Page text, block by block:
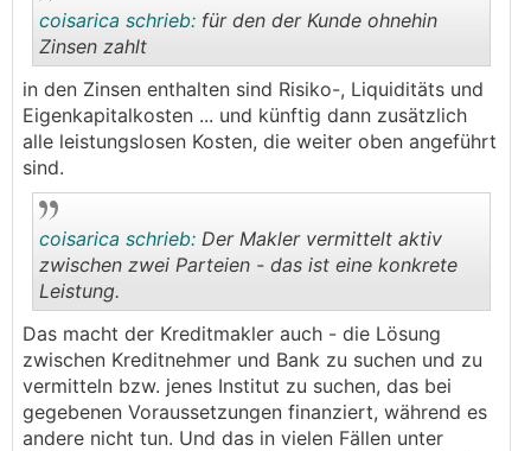
Die mit Ihnen individuell vereinbarten Einmalkosten
sind angesichts der uns mit der Kreditvergabe
entstandenen Kosten im Lichte dieser objektiven
Kriterien als angemessen anzusehen.
Aus rechtlicher Sicht gibt es daher keine Grundlage
für eine Refundierung.
Was haltet ihr davon? Ist recht einseitig dargestellt,
nicht?
..
coisarica schrieb: für den der Kunde ohnehin
Zinsen zahlt
in den Zinsen enthalten sind Risiko-, Liquiditäts und
Eigenkapitalkosten ... und künftig dann zusätzlich
alle leistungslosen Kosten, die weiter oben angeführt
sind.
..
coisarica schrieb: Der Makler vermittelt aktiv
zwischen zwei Parteien - das ist eine konkrete
Leistung.
Das macht der Kreditmakler auch - die Lösung
zwischen Kreditnehmer und Bank zu suchen und zu
vermitteln bzw. jenes Institut zu suchen, das bei
gegebenen Voraussetzungen finanziert, während es
andere nicht tun. Und das in vielen Fällen unter